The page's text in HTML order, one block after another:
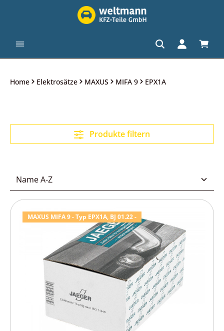
Home Elektrosätze MAXUS MIFA 9 EPX1A
Produkte filtern
MAXUS MIFA 9 - Typ EPX1A, BJ 01.22 -